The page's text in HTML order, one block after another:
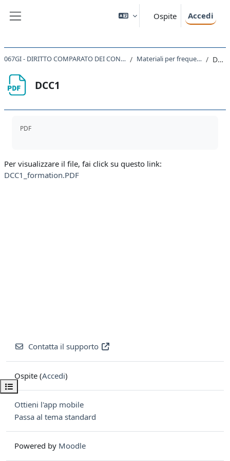
Ospite Accedi
Apri indice del corso
067GI - DIRITTO COMPARATO DEI CONTRATTI 2021 Materiali per frequentanti 1 DCC1
DCC1
PDF
Per visualizzare il file, fai click su questo link:
DCC1_formation.PDF
Contatta il supporto
Ospite (Accedi)
Ottieni l'app mobile
Passa al tema standard
Powered by Moodle